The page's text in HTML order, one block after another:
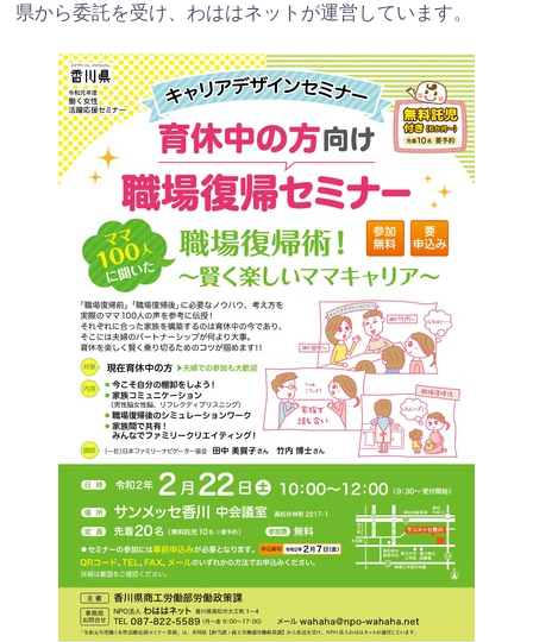
県から委託を受け、わははネットが運営しています。